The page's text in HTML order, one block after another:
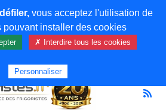
vous acceptez l'utilisation de
pouvant installer des cookies
✗ Interdire tous les cookies
Personnaliser